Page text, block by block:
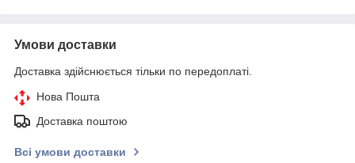
Умови доставки
Доставка здійснюється тільки по передоплаті.
Нова Пошта
Доставка поштою
Всі умови доставки